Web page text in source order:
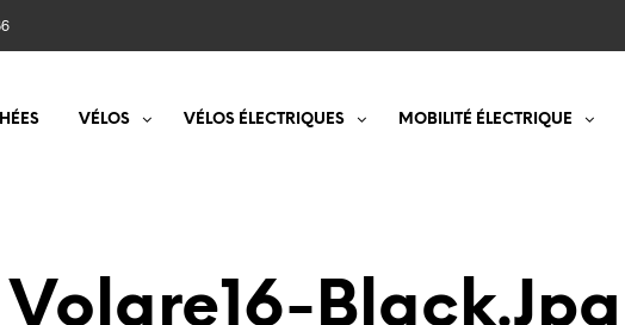
VÉLOS VÉLOS ÉLECTRIQUES MOBILITÉ ÉLECTRIQUE
Volare16-Black.jpg